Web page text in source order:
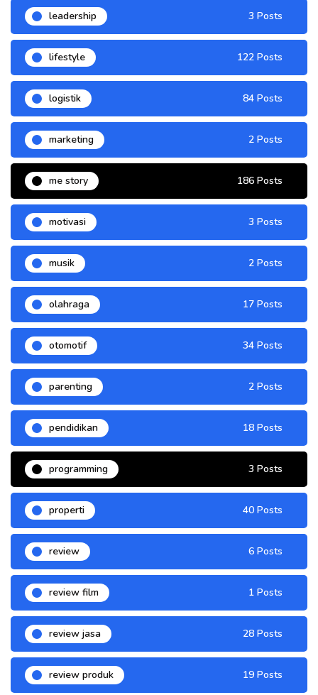
leadership 3 Posts
lifestyle 122 Posts
logistik 84 Posts
marketing 2 Posts
me story 186 Posts
motivasi 3 Posts
musik 2 Posts
olahraga 17 Posts
otomotif 34 Posts
parenting 2 Posts
pendidikan 18 Posts
programming 3 Posts
properti 40 Posts
review 6 Posts
review film 1 Posts
review jasa 28 Posts
review produk 19 Posts